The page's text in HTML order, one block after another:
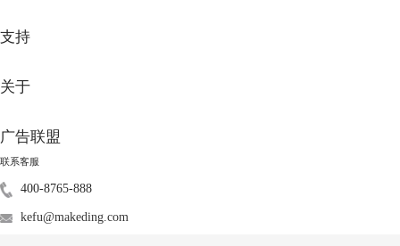
支持
关于
广告联盟
联系客服
400-8765-888
kefu@makeding.com